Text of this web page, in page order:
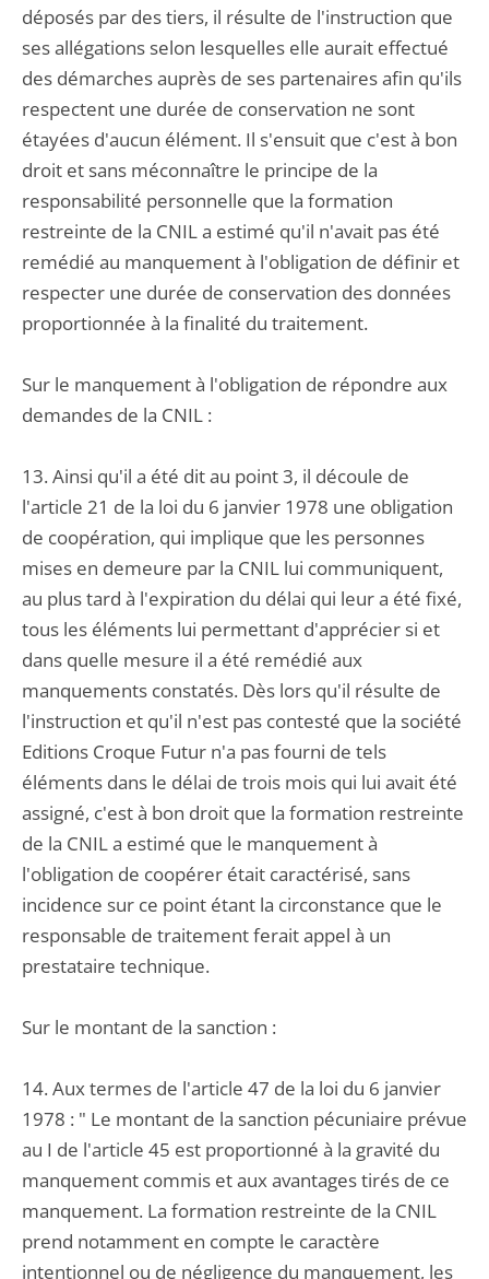
déposés par des tiers, il résulte de l'instruction que
ses allégations selon lesquelles elle aurait effectué
des démarches auprès de ses partenaires afin qu'ils
respectent une durée de conservation ne sont
étayées d'aucun élément. Il s'ensuit que c'est à bon
droit et sans méconnaître le principe de la
responsabilité personnelle que la formation
restreinte de la CNIL a estimé qu'il n'avait pas été
remédié au manquement à l'obligation de définir et
respecter une durée de conservation des données
proportionnée à la finalité du traitement.
Sur le manquement à l'obligation de répondre aux
demandes de la CNIL :
13. Ainsi qu'il a été dit au point 3, il découle de
l'article 21 de la loi du 6 janvier 1978 une obligation
de coopération, qui implique que les personnes
mises en demeure par la CNIL lui communiquent,
au plus tard à l'expiration du délai qui leur a été fixé,
tous les éléments lui permettant d'apprécier si et
dans quelle mesure il a été remédié aux
manquements constatés. Dès lors qu'il résulte de
l'instruction et qu'il n'est pas contesté que la société
Editions Croque Futur n'a pas fourni de tels
éléments dans le délai de trois mois qui lui avait été
assigné, c'est à bon droit que la formation restreinte
de la CNIL a estimé que le manquement à
l'obligation de coopérer était caractérisé, sans
incidence sur ce point étant la circonstance que le
responsable de traitement ferait appel à un
prestataire technique.
Sur le montant de la sanction :
14. Aux termes de l'article 47 de la loi du 6 janvier
1978 : " Le montant de la sanction pécuniaire prévue
au I de l'article 45 est proportionné à la gravité du
manquement commis et aux avantages tirés de ce
manquement. La formation restreinte de la CNIL
prend notamment en compte le caractère
intentionnel ou de négligence du manquement, les